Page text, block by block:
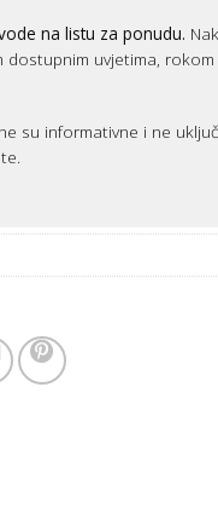
na listu za ponudu.
dostupnim uvjetima,
su informativne i ne